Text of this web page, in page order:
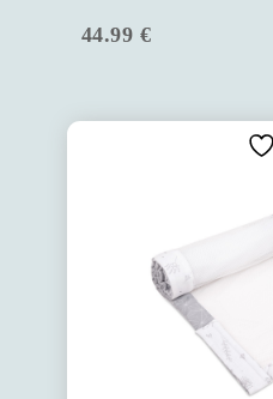
44.99 €